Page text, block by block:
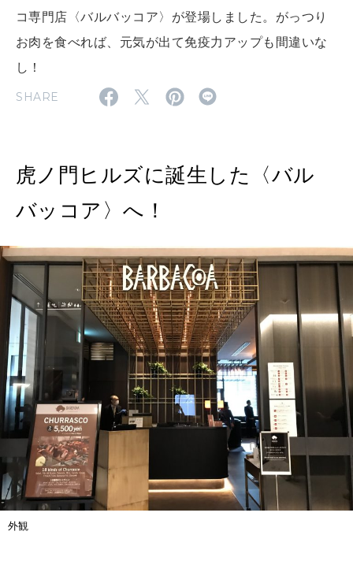
MAGAZINE
2026年9月号「北海道 おいしく遊ぶ、夏のご褒美旅。」
2026年7月号「鎌倉 ローカルが 教えてくれた 本当の歩き方。」
2026年6月号「大銀座 トレンドが生まれる 新しい一流店へ。」
2026年5月号「“大好き”に出会いに。韓国」
2026年4月号「未来をつくる、学びの教科書。」
2026年3月号「スイーツ予想図 2026」
2026年2月号「良運を掴む 新・開運術。」
2026年1月号「猫がいれば、幸せ」
2025年12月号「お酒の新常識。」
MAGAZINE MOOK
FOLLOW US!
コ専門店〈バルバッコア〉が登場しました。がっつり
お肉を食べれば、元気が出て免疫力アップも間違いな
し！
SHARE
虎ノ門ヒルズに誕生した〈バル
バッコア〉へ！
外観